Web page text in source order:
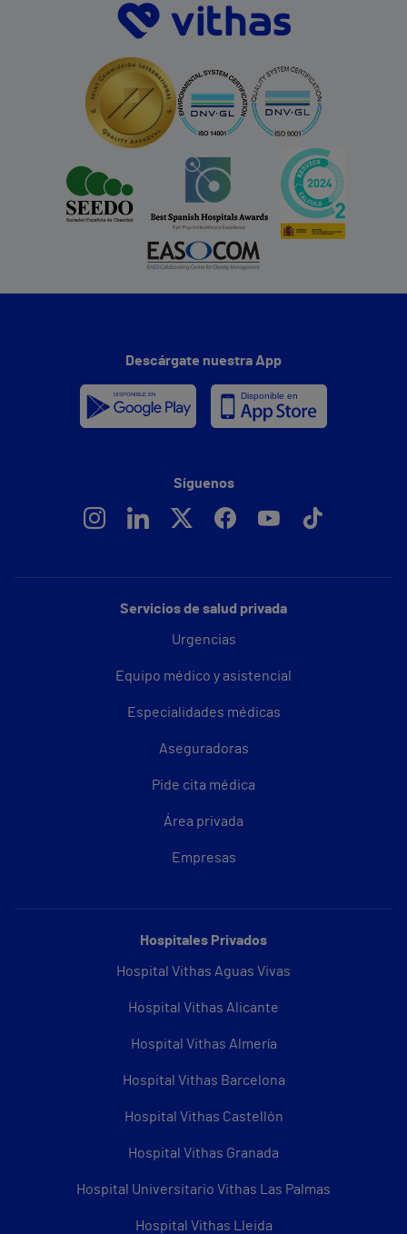
Servicios de salud privada
Urgencias
Equipo médico y asistencial
Especialidades médicas
Aseguradoras
Pide cita médica
Área privada
Empresas
Hospitales Privados
Hospital Vithas Aguas Vivas
Hospital Vithas Alicante
Hospital Vithas Almería
Hospital Vithas Barcelona
Hospital Vithas Castellón
Hospital Vithas Granada
Hospital Universitario Vithas Las Palmas
Hospital Vithas Lleida
Descárgate nuestra App
Síguenos